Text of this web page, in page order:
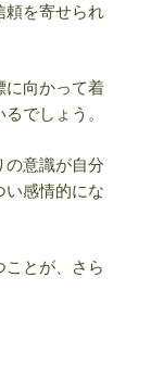
頼を寄せられ
に向かって着
でしょう。
の意識が自分
い感情的にな
ことが、さら